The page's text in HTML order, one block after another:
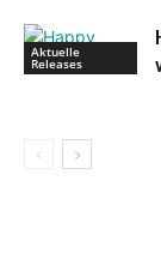
Aktuelle
Releases